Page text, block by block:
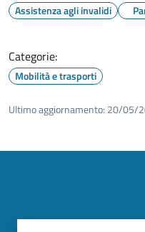
Assistenza agli invalidi
Categorie:
Mobilità e trasporti
Ultimo aggiornamento: 20/05/